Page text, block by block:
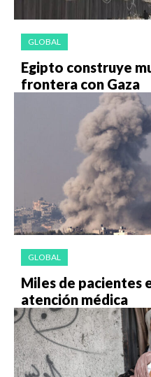
GLOBAL
Egipto construye
frontera con Gaza
GLOBAL
Miles de pacientes
atención médica